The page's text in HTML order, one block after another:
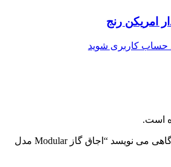
حساب کاربری شوید
است.
اولین کسی باشید که دیدگاهی می نویسد “اجاق گاز Modular مدل